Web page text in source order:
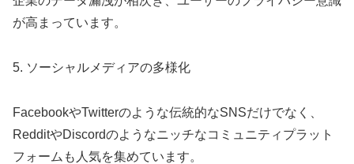
が高まっています。
5. ソーシャルメディアの多様化
FacebookやTwitterのような伝統的なSNSだけでなく、
RedditやDiscordのようなニッチなコミュニティプラット
フォームも人気を集めています。